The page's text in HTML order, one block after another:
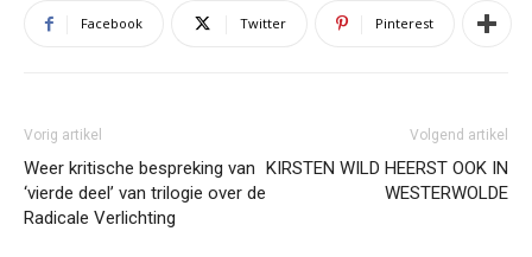
Facebook Twitter Pinterest
Vorig artikel
Weer kritische bespreking van
‘vierde deel’ van trilogie over de
Radicale Verlichting
Volgend artikel
KIRSTEN WILD HEERST OOK IN
WESTERWOLDE